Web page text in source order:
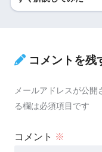
コメントを残
メールアドレスが公開
る欄は必須項目です
コメント ※